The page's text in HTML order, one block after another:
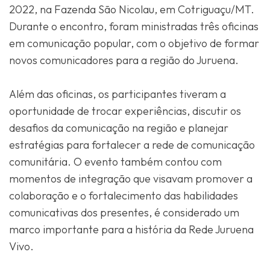
2022, na Fazenda São Nicolau, em Cotriguaçu/MT.
Durante o encontro, foram ministradas três oficinas
em comunicação popular, com o objetivo de formar
novos comunicadores para a região do Juruena.
Além das oficinas, os participantes tiveram a
oportunidade de trocar experiências, discutir os
desafios da comunicação na região e planejar
estratégias para fortalecer a rede de comunicação
comunitária. O evento também contou com
momentos de integração que visavam promover a
colaboração e o fortalecimento das habilidades
comunicativas dos presentes, é considerado um
marco importante para a história da Rede Juruena
Vivo.